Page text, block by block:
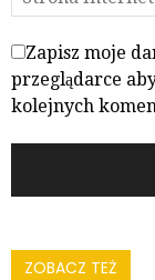
Zapisz moje
przeglądarce
kolejnych
ZOBACZ TEŻ